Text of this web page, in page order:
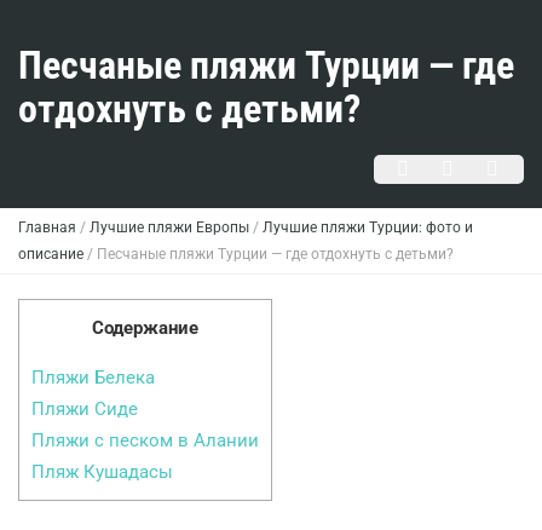
Песчаные пляжи Турции — где
отдохнуть с детьми?
Главная / Лучшие пляжи Европы / Лучшие пляжи Турции: фото и
описание / Песчаные пляжи Турции — где отдохнуть с детьми?
Содержание
Пляжи Белека
Пляжи Сиде
Пляжи с песком в Алании
Пляж Кушадасы